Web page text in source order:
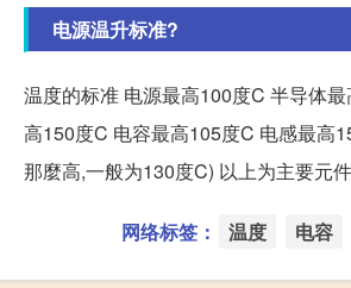
电源温升标准?
温度的标准 电源最高100度C 半导体
高150度C 电容最高105度C 电感最高
那麼高,一般为130度C) 以上为主要元件
网络标签： 温度 电容